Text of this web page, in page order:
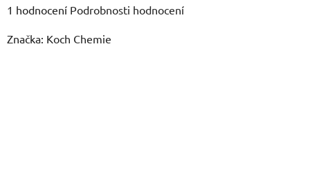
Průměrné
produktu
1 hodnocení Podrobnosti hodnocení
Značka: Koch Chemie